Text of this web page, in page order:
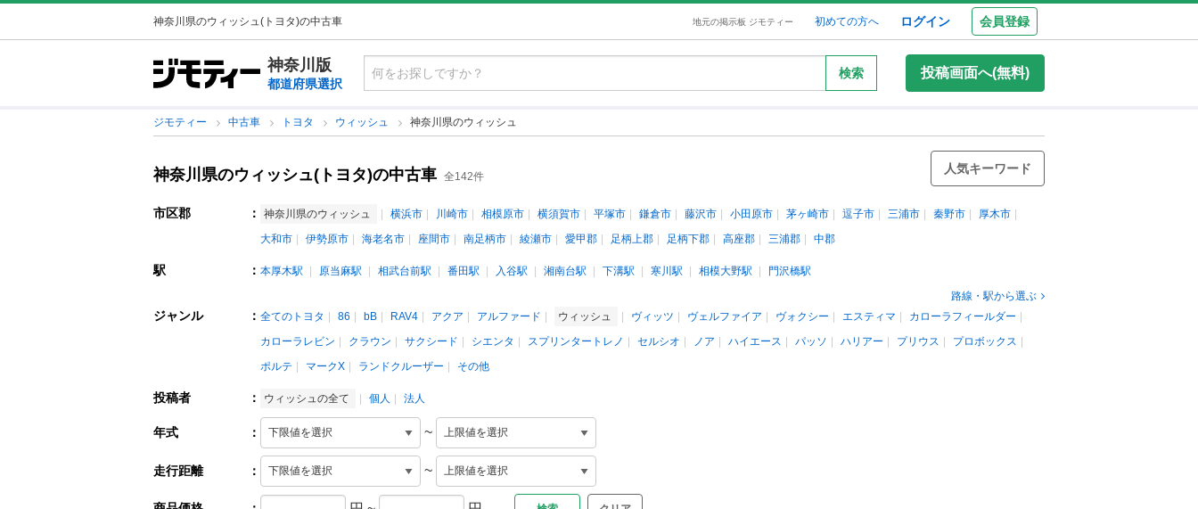
神奈川県のウィッシュ(トヨタ)の中古車 地元の掲示板 ジモティー 初めての方へ ログイン 会員登録
神奈川版
都道府県選択
検索 投稿画面へ(無料)
ジモティー 中古車 トヨタ ウィッシュ 神奈川県のウィッシュ
神奈川県のウィッシュ(トヨタ)の中古車 全142件
人気キーワード
市区郡 ： 神奈川県のウィッシュ 横浜市 川崎市 相模原市 横須賀市 平塚市 鎌倉市 藤沢市 小田原市 茅ヶ崎市 逗子市 三浦市 秦野市
厚木市
大和市
伊勢原市 海老名市 座間市 南足柄市 綾瀬市 愛甲郡 足柄上郡 足柄下郡 高座郡 三浦郡 中郡
駅 ： 本厚木駅 原当麻駅 相武台前駅 番田駅 入谷駅 湘南台駅 下溝駅 寒川駅 相模大野駅
門沢橋駅
路線・駅から選ぶ
ジャンル ： 全てのトヨタ 86 bB RAV4 アクア アルファード ウィッシュ ヴィッツ ヴェルファイア ヴォクシー エスティマ
カローラフィールダー
カローラレビン
クラウン サクシード シエンタ スプリンタートレノ セルシオ ノア ハイエース パッソ ハリアー プリウス
プロボックス
ポルテ
マークX ランドクルーザー その他
投稿者 ： ウィッシュの全て 個人 法人
年式 ： ~
走行距離 ： ~